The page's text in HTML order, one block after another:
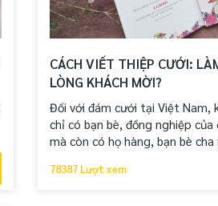
CÁCH VIẾT THIỆP CƯỚI:
LÒNG KHÁCH MỜI?
Đối với đám cưới tại Việt Nam,
chỉ có bạn bè, đồng nghiệp của
mà còn có họ hàng, bạn bè
Cách xưng hô của người Việt
chị, bác, thiếm, mợ, cậu, cô,
78387 Lượt xem